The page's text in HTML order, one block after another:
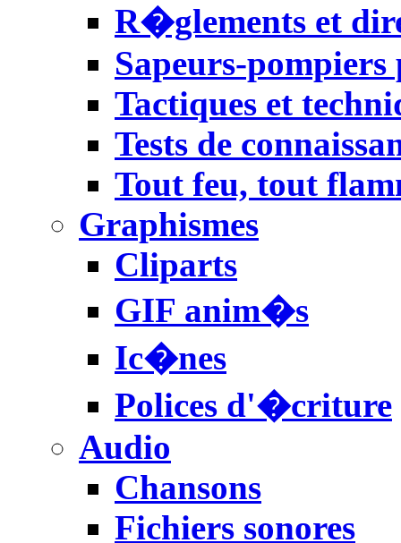
R�glements et
Sapeurs-pompiers
Tactiques et
Tests de
Tout feu, tout
Graphismes
Cliparts
GIF anim�s
Ic�nes
Polices d'�criture
Audio
Chansons
Fichiers sonores